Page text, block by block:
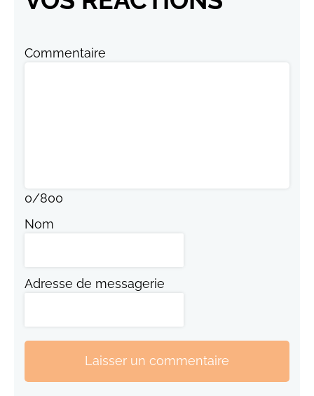
Commentaire
0/800
Nom
Adresse de messagerie
Laisser un commentaire